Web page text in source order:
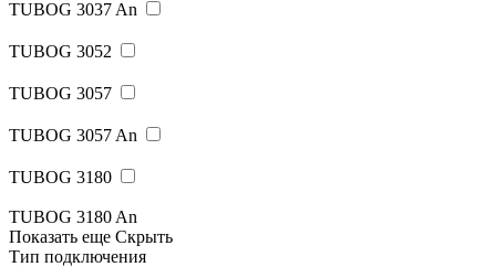
TUBOG 3037 An
TUBOG 3052
TUBOG 3057
TUBOG 3057 An
TUBOG 3180
TUBOG 3180 An
Показать еще Скрыть
Тип подключения